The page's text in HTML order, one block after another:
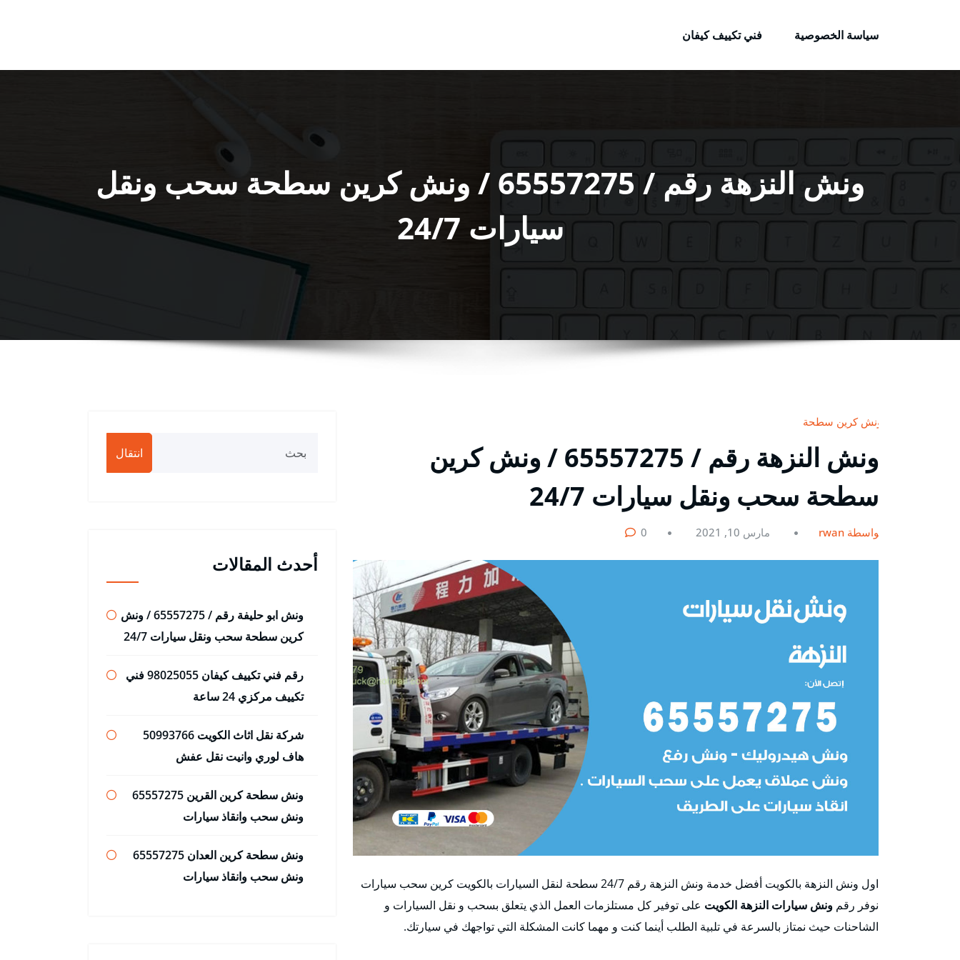
سياسة الخصوصية
فني تكييف كيفان
ونش النزهة رقم / 65557275 / ونش كرين سطحة سحب ونقل
سيارات 24/7
ونش كرين سطحة
ونش النزهة رقم / 65557275 / ونش كرين
سطحة سحب ونقل سيارات 24/7
بواسطة rwan مارس 10, 2021 0
اول ونش النزهة بالكويت أفضل خدمة ونش النزهة رقم 24/7 سطحة لنقل السيارات بالكويت كرين سحب سيارات
نوفر رقم ونش سيارات النزهة الكويت على توفير كل مستلزمات العمل الذي يتعلق بسحب و نقل السيارات و
الشاحنات حيث نمتاز بالسرعة في تلبية الطلب أينما كنت و مهما كانت المشكلة التي تواجهك في سيارتك.
انتقال
أحدث المقالات
ونش ابو حليفة رقم / 65557275 / ونش
كرين سطحة سحب ونقل سيارات 24/7
رقم فني تكييف كيفان 98025055 فني
تكييف مركزي 24 ساعة
شركة نقل اثاث الكويت 50993766
هاف لوري وانيت نقل عفش
ونش سطحة كرين القرين 65557275
ونش سحب وانقاذ سيارات
ونش سطحة كرين العدان 65557275
ونش سحب وانقاذ سيارات